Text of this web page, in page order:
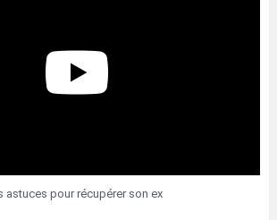
astuces pour récupérer son ex